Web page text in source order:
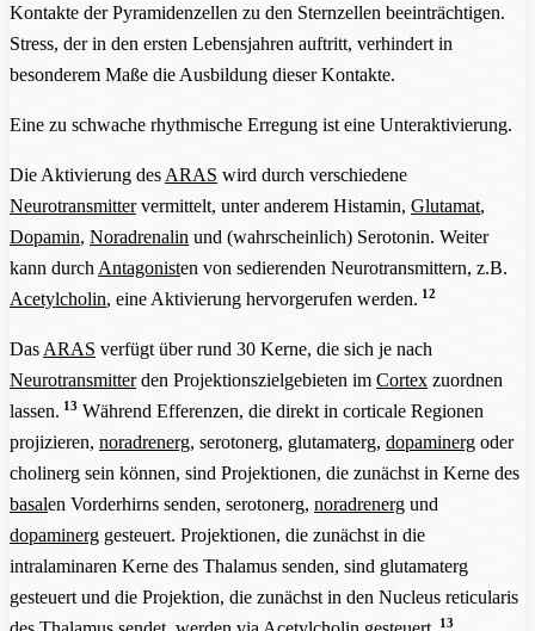
3.1. Das tonische Aktivierungssystem im
Hypothalamus
Das tonische Aktivierungssystem (tonisch: lange
Phasen, wie Dünung im Verhältnis zu Wellen),
reguliert durch denHypothalamus mittels der
Neurotransmitter(Nor-)Adrenalin und Serotonin die
tonische Aktivierung und Dämpfung der corticalen
Aktivität. Es steuert z.B. den Tag-Nacht-Rhythmus.
in der Formatio reticularis im Mittelhirn. Dies ist ein
ausgedehntes, diffusesNeuronennetzwerk im
Hirnstamm, das von der Medulla oblongata
(verlängertes Mark) bis zum Zwischenhirn
(Diencephalon) und in dasmediale Vorderhirnbündel
reicht und die Raphe-Kerne und denLocus
coeruleusumfasst.
Kontakte der Pyramidenzellen zu den Sternzellen beeinträchtigen.
Stress, der in den ersten Lebensjahren auftritt, verhindert in
besonderem Maße die Ausbildung dieser Kontakte.
Eine zu schwache rhythmische Erregung ist eine Unteraktivierung.
Die Aktivierung des ARAS wird durch verschiedene
Neurotransmittervermittelt, unter anderem Histamin, Glutamat,
Dopamin, Noradrenalin und (wahrscheinlich) Serotonin. Weiter
kann durch Antagonisten von sedierenden Neurotransmittern, z.B.
Acetylcholin, eine Aktivierung hervorgerufen werden. 12
Das ARAS verfügt über rund 30 Kerne, die sich je nach
Neurotransmitterden Projektionszielgebieten im Cortex zuordnen
lassen. 13Während Efferenzen, die direkt in corticale Regionen
projizieren, noradrenerg, serotonerg, glutamaterg, dopaminerg oder
cholinerg sein können, sind Projektionen, die zunächst in Kerne des
basalen Vorderhirns senden, serotonerg, noradrenerg und
dopaminerg gesteuert. Projektionen, die zunächst in die
intralaminaren Kerne des Thalamus senden, sind glutamaterg
gesteuert und die Projektion, die zunächst in den Nucleus reticularis
13